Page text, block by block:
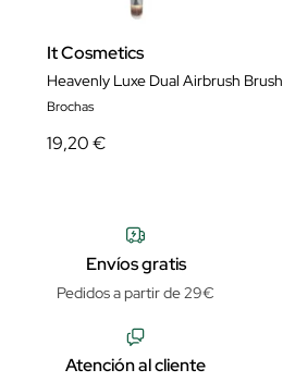
It Cosmetics
Heavenly Luxe Dual Airbrush Brush
Brochas
19,20 €
Envíos gratis
Pedidos a partir de 29€
Atención al cliente